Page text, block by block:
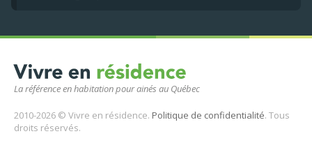
La référence en habitation pour ainés au Québec
2010-2026 © Vivre en résidence. Politique de confidentialité. Tous
droits réservés.